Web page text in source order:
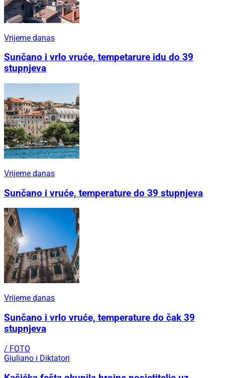
Vrijeme danas
Sunčano i vrlo vruće, tempetarure idu do 39
stupnjeva
Vrijeme danas
Sunčano i vruće, temperature do 39 stupnjeva
Vrijeme danas
Sunčano i vrlo vruće, temperature do čak 39
stupnjeva
/ FOTO
Giuliano i Diktatori